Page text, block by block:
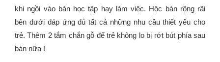
khi ngồi vào bàn học tập hay làm việc. Hộc bàn rộng rãi
bên dưới đáp ứng đủ tất cả những nhu cầu thiết yếu cho
trẻ. Thêm 2 tắm chắn gỗ để trẻ không lo bị rớt bút phía sau
bàn nữa !